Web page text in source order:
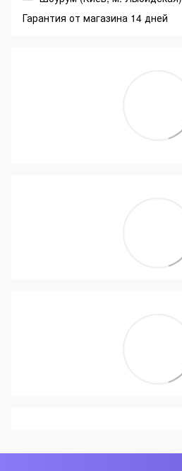
Гарантия от магазина 14 дней